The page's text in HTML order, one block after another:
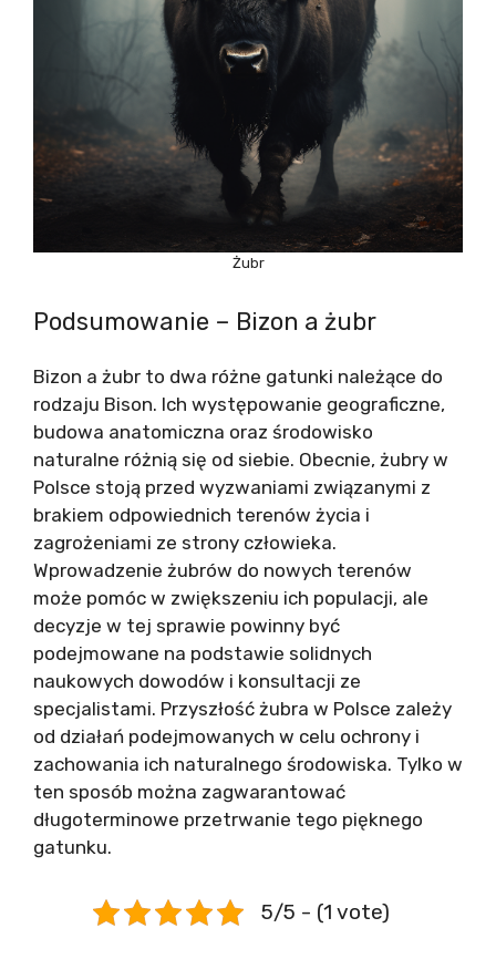
Żubr
Podsumowanie – Bizon a żubr
Bizon a żubr to dwa różne gatunki należące do
rodzaju Bison. Ich występowanie geograficzne,
budowa anatomiczna oraz środowisko
naturalne różnią się od siebie. Obecnie, żubry w
Polsce stoją przed wyzwaniami związanymi z
brakiem odpowiednich terenów życia i
zagrożeniami ze strony człowieka.
Wprowadzenie żubrów do nowych terenów
może pomóc w zwiększeniu ich populacji, ale
decyzje w tej sprawie powinny być
podejmowane na podstawie solidnych
naukowych dowodów i konsultacji ze
specjalistami. Przyszłość żubra w Polsce zależy
od działań podejmowanych w celu ochrony i
zachowania ich naturalnego środowiska. Tylko w
ten sposób można zagwarantować
długoterminowe przetrwanie tego pięknego
gatunku.
5/5 - (1 vote)